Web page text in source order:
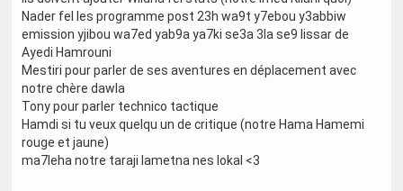
Nader fel les programme post 23h wa9t y7ebou y3abbiw
emission yjibou wa7ed yab9a ya7ki se3a 3la se9 lissar de
Ayedi Hamrouni
Mestiri pour parler de ses aventures en déplacement avec
notre chère dawla
Tony pour parler technico tactique
Hamdi si tu veux quelqu un de critique (notre Hama Hamemi
rouge et jaune)
ma7leha notre taraji lametna nes lokal <3